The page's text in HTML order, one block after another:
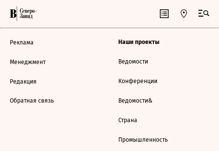
Реклама
Менеджмент
Редакция
Обратная связь
Наши проекты
Ведомости
Конференции
Ведомости&
Страна
Промышленность